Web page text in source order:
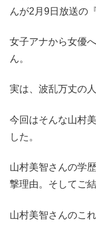
んが2月9日放送の
女子アナから女優
ん。
実は、波乱万丈の
今回はそんな山村
した。
山村美智さんの学
撃理由。そしてご
山村美智さんのこ